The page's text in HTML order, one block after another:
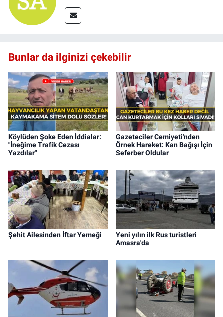
Bunlar da ilginizi çekebilir
Köylüden Şoke Eden İddialar:
"İneğime Trafik Cezası
Yazdılar"
Gazeteciler Cemiyeti'nden
Örnek Hareket: Kan Bağışı İçin
Seferber Oldular
Şehit Ailesinden İftar Yemeği
Yeni yılın ilk Rus turistleri
Amasra'da